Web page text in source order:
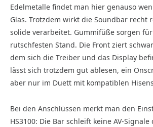
Edelmetalle findet man hier genauso
Glas. Trotzdem wirkt die Soundbar recht
solide verarbeitet. Gummifüße sorgen
rutschfesten Stand. Die Front ziert
dem sich die Treiber und das Display
lässt sich trotzdem gut ablesen, ein
aber nur im Duett mit kompatiblen
Bei den Anschlüssen merkt man den
HS3100: Die Bar schleift keine AV-